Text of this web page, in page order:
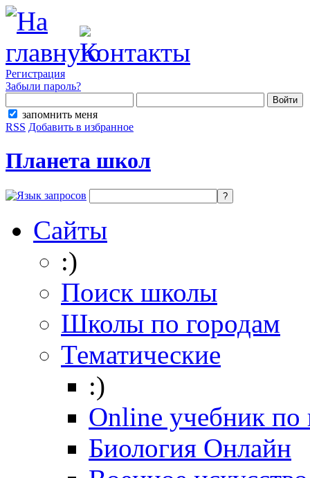
Регистрация
Забыли пароль?
запомнить меня
RSS Добавить в избранное
Планета школ
Сайты
:)
Поиск школы
Школы по городам
Тематические
:)
Online учебник по
Биология Онлайн